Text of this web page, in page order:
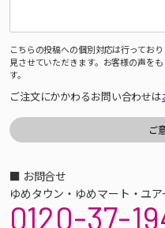
こちらの投稿への個別対応は行ってお
見させていただきます。お客様の声を
す。
ご注文にかかわるお問い合わせは
■ お問合せ
ゆめタウン・ゆめマート・ユア
0120-37-